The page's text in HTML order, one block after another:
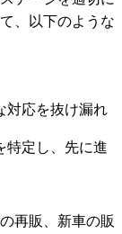
、以下のような
対応を抜け漏れ
特定し、先に進
再販、新車の販